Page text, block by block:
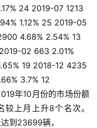
24 2019-07 1213
1.12% 25 2019-05
4.68% 2.54% 13
02 663 2.01%
19 2018-12 4235
3.7% 12
年10月份的市场份额
较上月上升8个名次。
到23699辆，